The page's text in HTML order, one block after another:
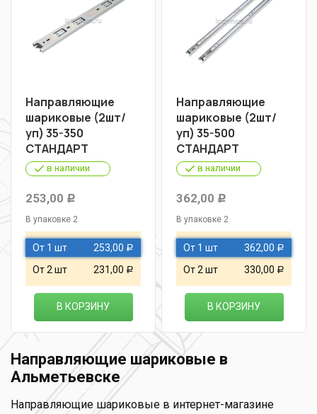
Направляющие
шариковые (2шт/
уп) 35-350
СТАНДАРТ
в наличии
253,00 Р
В упаковке 2
От 1 шт 253,00 Р
От 2 шт 231,00 Р
В КОРЗИНУ
Направляющие
шариковые (2шт/
уп) 35-500
СТАНДАРТ
в наличии
362,00 Р
В упаковке 2
От 1 шт 362,00 Р
От 2 шт 330,00 Р
В КОРЗИНУ
Направляющие шариковые в
Альметьевске
Направляющие шариковые в интернет-магазине